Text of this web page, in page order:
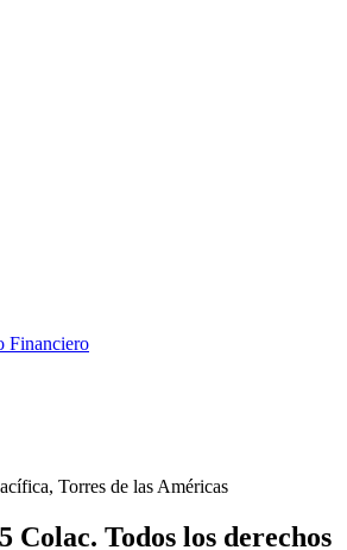
Financiero
Torres de las Américas
Colac. Todos los derechos